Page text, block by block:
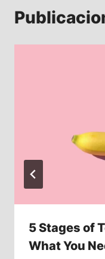
5 Stages of
What You